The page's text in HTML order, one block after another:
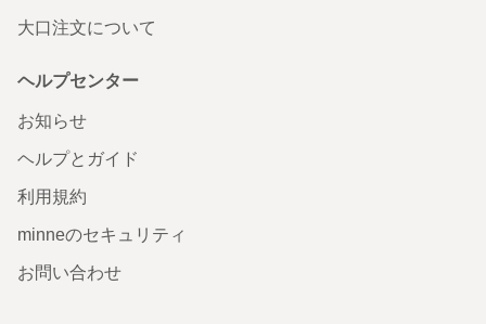
大口注文について
ヘルプセンター
お知らせ
ヘルプとガイド
利用規約
minneのセキュリティ
お問い合わせ